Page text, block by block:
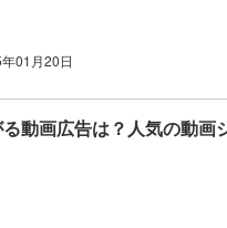
01月20日
動画広告は？人気の動画